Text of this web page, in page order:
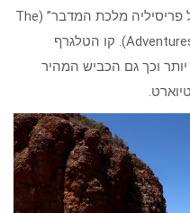
מהסרט המוסיקלי “הרפתקאותיה של פריסיליה מלכת המדבר” (The
Adventures of Priscilla, Queen of the Desert). קו הטלגרף
וכך גם הכביש המהיר